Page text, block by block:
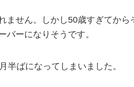
ません。しかし50歳すぎてから
バーになりそうです。
半ばになってしまいました。